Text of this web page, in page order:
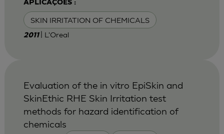
APLICAÇÕES :
SKIN IRRITATION OF CHEMICALS
2011 | L'Oreal
Evaluation of the in vitro EpiSkin and
SkinEthic RHE Skin Irritation test
methods for hazard identification of
chemicals